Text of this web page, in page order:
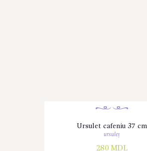
Ursulet cafeniu 37 cm
ursuleț
280 MDL